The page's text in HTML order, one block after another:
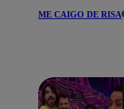
ME CAIGO DE RISA